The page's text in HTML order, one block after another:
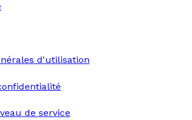
d'utilisation
de service